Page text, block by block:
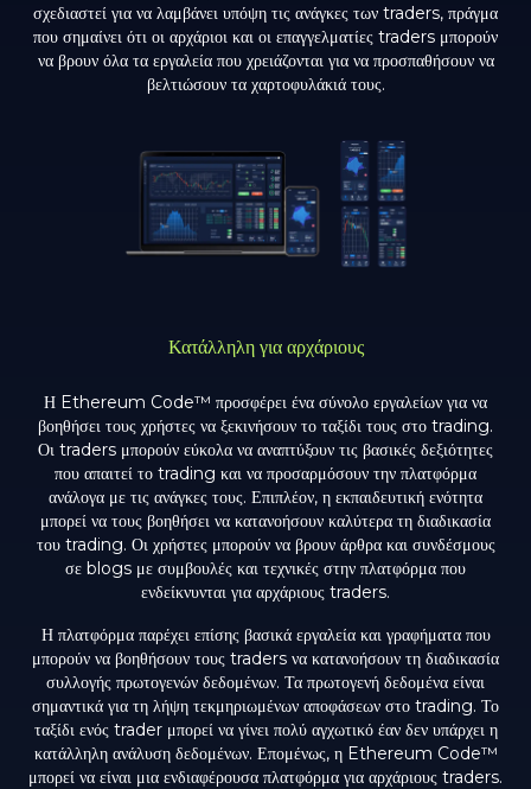
σχεδιαστεί για να λαμβάνει υπόψη τις ανάγκες των traders, πράγμα
που σημαίνει ότι οι αρχάριοι και οι επαγγελματίες traders μπορούν
να βρουν όλα τα εργαλεία που χρειάζονται για να προσπαθήσουν να
βελτιώσουν τα χαρτοφυλάκιά τους.
Κατάλληλη για αρχάριους
Η Ethereum Code™ προσφέρει ένα σύνολο εργαλείων για να
βοηθήσει τους χρήστες να ξεκινήσουν το ταξίδι τους στο trading.
Οι traders μπορούν εύκολα να αναπτύξουν τις βασικές δεξιότητες
που απαιτεί το trading και να προσαρμόσουν την πλατφόρμα
ανάλογα με τις ανάγκες τους. Επιπλέον, η εκπαιδευτική ενότητα
μπορεί να τους βοηθήσει να κατανοήσουν καλύτερα τη διαδικασία
του trading. Οι χρήστες μπορούν να βρουν άρθρα και συνδέσμους
σε blogs με συμβουλές και τεχνικές στην πλατφόρμα που
ενδείκνυνται για αρχάριους traders.
Η πλατφόρμα παρέχει επίσης βασικά εργαλεία και γραφήματα που
μπορούν να βοηθήσουν τους traders να κατανοήσουν τη διαδικασία
συλλογής πρωτογενών δεδομένων. Τα πρωτογενή δεδομένα είναι
σημαντικά για τη λήψη τεκμηριωμένων αποφάσεων στο trading. Το
ταξίδι ενός trader μπορεί να γίνει πολύ αγχωτικό έαν δεν υπάρχει η
κατάλληλη ανάλυση δεδομένων. Επομένως, η Ethereum Code™
μπορεί να είναι μια ενδιαφέρουσα πλατφόρμα για αρχάριους traders.